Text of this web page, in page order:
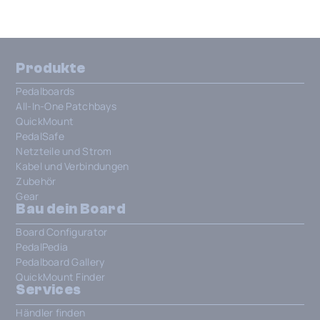
Produkte
Pedalboards
All-In-One Patchbays
QuickMount
PedalSafe
Netzteile und Strom
Kabel und Verbindungen
Zubehör
Gear
Bau dein Board
Board Configurator
PedalPedia
Pedalboard Gallery
QuickMount Finder
Services
Händler finden